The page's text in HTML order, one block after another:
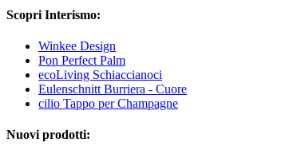
Scopri Interismo:
Winkee Design
Pon Perfect Palm
ecoLiving Schiaccianoci
Eulenschnitt Burriera - Cuore
cilio Tappo per Champagne
Nuovi prodotti: